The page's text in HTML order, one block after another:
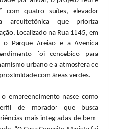
com quatro suítes, elevador
arquitetônica que prioriza
Localizado na Rua 1145, em
o Parque Areião e a Avenida
foi concebido para
urbano e a atmosfera de
com áreas verdes.
empreendimento nasce como
de morador que busca
mais integradas de bem-